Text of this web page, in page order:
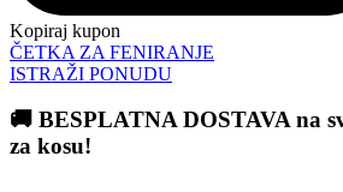
Kopiraj kupon
ČETKA ZA FENIRANJE
ISTRAŽI PONUDU
🚚 BESPLATNA DOSTAVA na
za kosu!